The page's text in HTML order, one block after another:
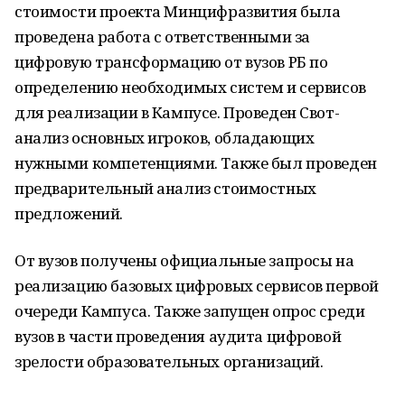
стоимости проекта Минцифразвития была
проведена работа с ответственными за
цифровую трансформацию от вузов РБ по
определению необходимых систем и сервисов
для реализации в Кампусе. Проведен Свот-
анализ основных игроков, обладающих
нужными компетенциями. Также был проведен
предварительный анализ стоимостных
предложений.
От вузов получены официальные запросы на
реализацию базовых цифровых сервисов первой
очереди Кампуса. Также запущен опрос среди
вузов в части проведения аудита цифровой
зрелости образовательных организаций.